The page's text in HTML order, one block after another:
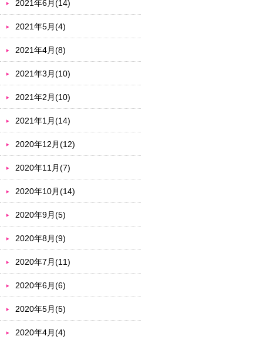
2021年6月(14)
2021年5月(4)
2021年4月(8)
2021年3月(10)
2021年2月(10)
2021年1月(14)
2020年12月(12)
2020年11月(7)
2020年10月(14)
2020年9月(5)
2020年8月(9)
2020年7月(11)
2020年6月(6)
2020年5月(5)
2020年4月(4)